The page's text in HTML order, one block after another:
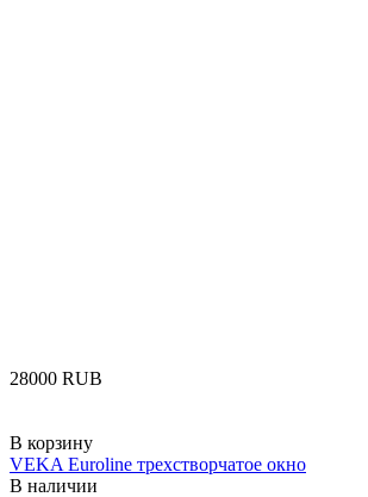
‍28000‍ RUB
В корзину
VEKA Euroline трехстворчатое окно
В наличии